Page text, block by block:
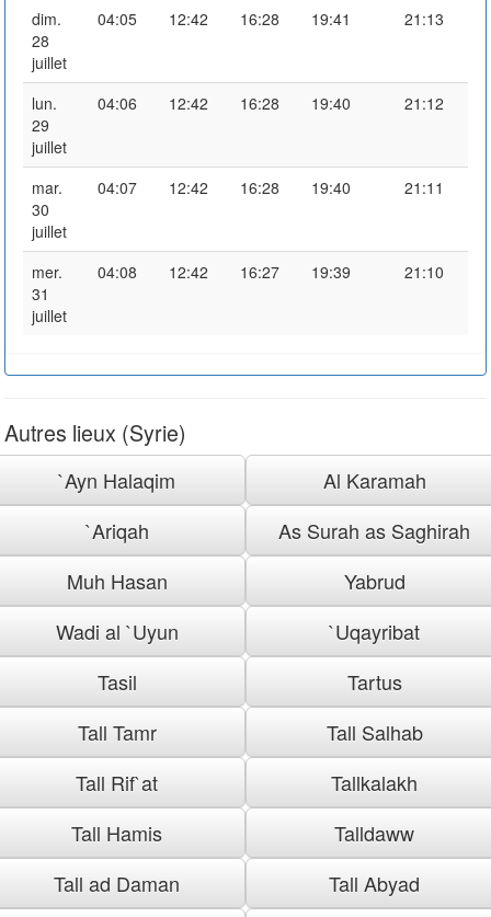
dim.
28
juillet
04:05 12:42 16:28 19:41 21:13
lun.
29
juillet
04:06 12:42 16:28 19:40 21:12
mar.
30
juillet
04:07 12:42 16:28 19:40 21:11
mer.
31
juillet
04:08 12:42 16:27 19:39 21:10
Autres lieux (Syrie)
`Ayn Halaqim
Al Karamah
`Ariqah
As Surah as Saghirah
Muh Hasan
Yabrud
Wadi al `Uyun
`Uqayribat
Tasil
Tartus
Tall Tamr
Tall Salhab
Tall Rif`at
Tallkalakh
Tall Hamis
Talldaww
Tall ad Daman
Tall Abyad